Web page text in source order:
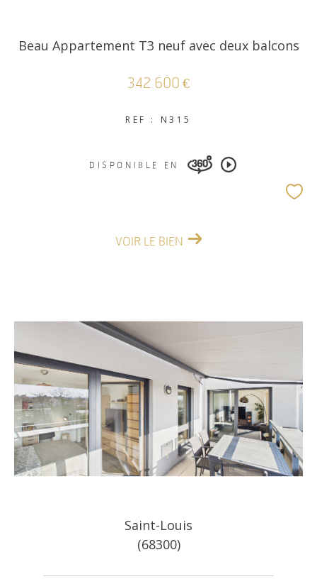
Beau Appartement T3 neuf avec deux balcons
342 600 €
REF : N315
DISPONIBLE EN
VOIR LE BIEN
Saint-Louis
(68300)